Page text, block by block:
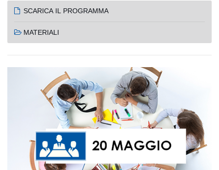
SCARICA IL PROGRAMMA
MATERIALI